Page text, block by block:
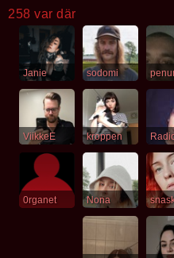
258 var där
Janie sodomi
ViikkeE kroppen
0rganet Nona